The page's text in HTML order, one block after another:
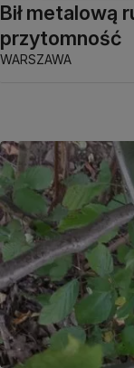
Bił metalową
przytomność
WARSZAWA